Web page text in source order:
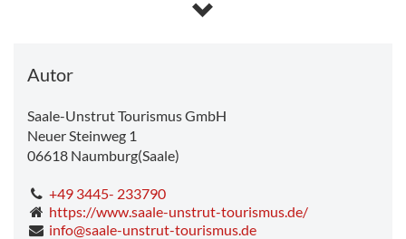
Autor
Saale-Unstrut Tourismus GmbH
Neuer Steinweg 1
06618 Naumburg(Saale)
+49 3445- 233790
https://www.saale-unstrut-tourismus.de/
info@saale-unstrut-tourismus.de